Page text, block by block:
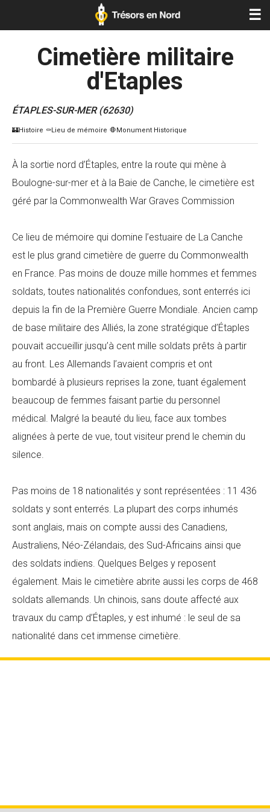
☰
Cimetière militaire
d'Etaples
ÉTAPLES-SUR-MER (62630)
À la sortie nord d’Étaples, entre la route qui mène à
Boulogne-sur-mer et à la Baie de Canche, le cimetière est
géré par la Commonwealth War Graves Commission
Ce lieu de mémoire qui domine l’estuaire de La Canche
est le plus grand cimetière de guerre du Commonwealth
en France. Pas moins de douze mille hommes et femmes
soldats, toutes nationalités confondues, sont enterrés ici
depuis la fin de la Première Guerre Mondiale. Ancien camp
de base militaire des Alliés, la zone stratégique d’Étaples
pouvait accueillir jusqu’à cent mille soldats prêts à partir
au front. Les Allemands l’avaient compris et ont
bombardé à plusieurs reprises la zone, tuant également
beaucoup de femmes faisant partie du personnel
médical. Malgré la beauté du lieu, face aux tombes
alignées à perte de vue, tout visiteur prend le chemin du
silence.
Pas moins de 18 nationalités y sont représentées : 11 436
soldats y sont enterrés. La plupart des corps inhumés
sont anglais, mais on compte aussi des Canadiens,
Australiens, Néo-Zélandais, des Sud-Africains ainsi que
des soldats indiens. Quelques Belges y reposent
également. Mais le cimetière abrite aussi les corps de 468
soldats allemands. Un chinois, sans doute affecté aux
travaux du camp d’Étaples, y est inhumé : le seul de sa
nationalité dans cet immense cimetière.